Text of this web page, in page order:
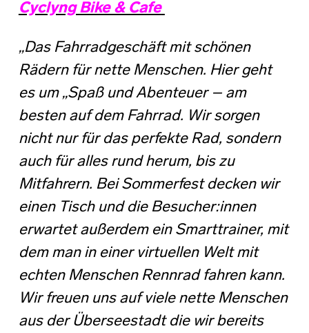
Cyclyng Bike & Cafe
„Das Fahrradgeschäft mit schönen
Rädern für nette Menschen. Hier geht
es um „Spaß und Abenteuer – am
besten auf dem Fahrrad. Wir sorgen
nicht nur für das perfekte Rad, sondern
auch für alles rund herum, bis zu
Mitfahrern. Bei Sommerfest decken wir
einen Tisch und die Besucher:innen
erwartet außerdem ein Smarttrainer, mit
dem man in einer virtuellen Welt mit
echten Menschen Rennrad fahren kann.
Wir freuen uns auf viele nette Menschen
aus der Überseestadt die wir bereits